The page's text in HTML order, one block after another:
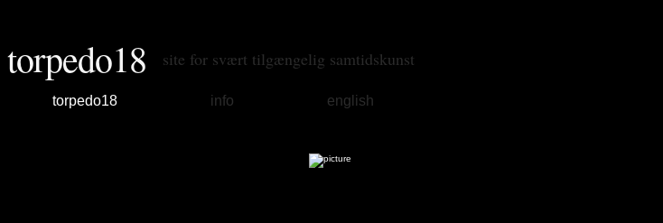
torpedo18 site for svært tilgængelig samtidskunst
torpedo18 info english